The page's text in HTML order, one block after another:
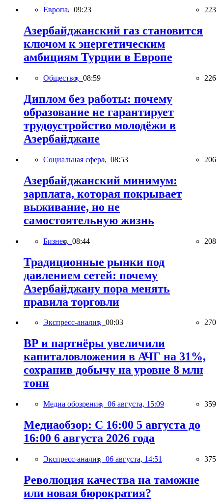
Европа, 09:23 223
Азербайджанский газ становится
ключом к энергетическим
амбициям Турции в Европе
Общество, 08:59 226
Диплом без работы: почему
образование не гарантирует
трудоустройство молодёжи в
Азербайджане
Социальная сфера, 08:53 206
Азербайджанский минимум:
зарплата, которая покрывает
выживание, но не
самостоятельную жизнь
Бизнес, 08:44 208
Традиционные рынки под
давлением сетей: почему
Азербайджану пора менять
правила торговли
Экспресс-анализ, 00:03 270
BP и партнёры увеличили
капиталовложения в АЧГ на 31%,
сохранив добычу на уровне 8 млн
тонн
Медиа обозрение, 06 августа, 15:09 359
Медиаобзор: С 16:00 5 августа до
16:00 6 августа 2026 года
Экспресс-анализ, 06 августа, 14:51 375
Революция качества на таможне
или новая бюрократия?